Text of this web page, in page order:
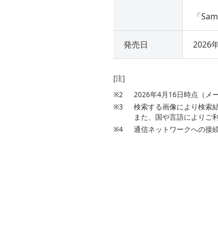
「
発売日 2026
[注]
※2
2026年4月16日時点（メ
※3
検索する画像により検索
また、国や言語によりご
※4
通信ネットワークへの接